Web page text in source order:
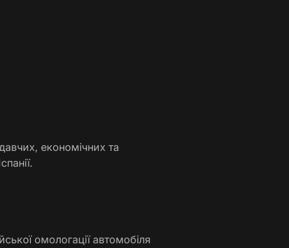
економічних та
омологації автомобіля